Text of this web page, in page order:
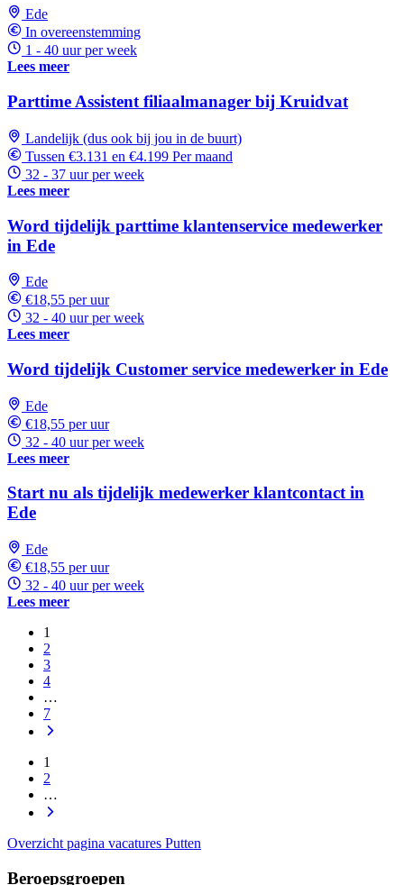
Ede
In overeenstemming
1 - 40 uur per week
Lees meer
Parttime Assistent filiaalmanager bij Kruidvat
Landelijk (dus ook bij jou in de buurt)
Tussen €3.131 en €4.199 Per maand
32 - 37 uur per week
Lees meer
Word tijdelijk parttime klantenservice medewerker
in Ede
Ede
€18,55 per uur
32 - 40 uur per week
Lees meer
Word tijdelijk Customer service medewerker in Ede
Ede
€18,55 per uur
32 - 40 uur per week
Lees meer
Start nu als tijdelijk medewerker klantcontact in
Ede
Ede
€18,55 per uur
32 - 40 uur per week
Lees meer
1
2
3
4
…
7
1
2
…
Overzicht pagina vacatures Putten
Beroepsgroepen